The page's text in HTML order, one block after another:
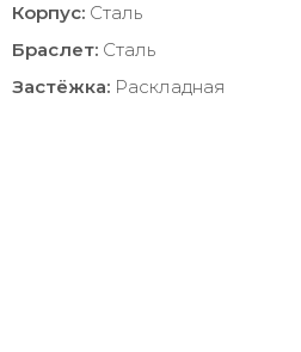
Корпус: Сталь
Браслет: Сталь
Застёжка: Раскладная